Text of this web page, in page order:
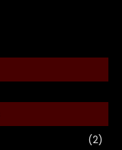
(2)